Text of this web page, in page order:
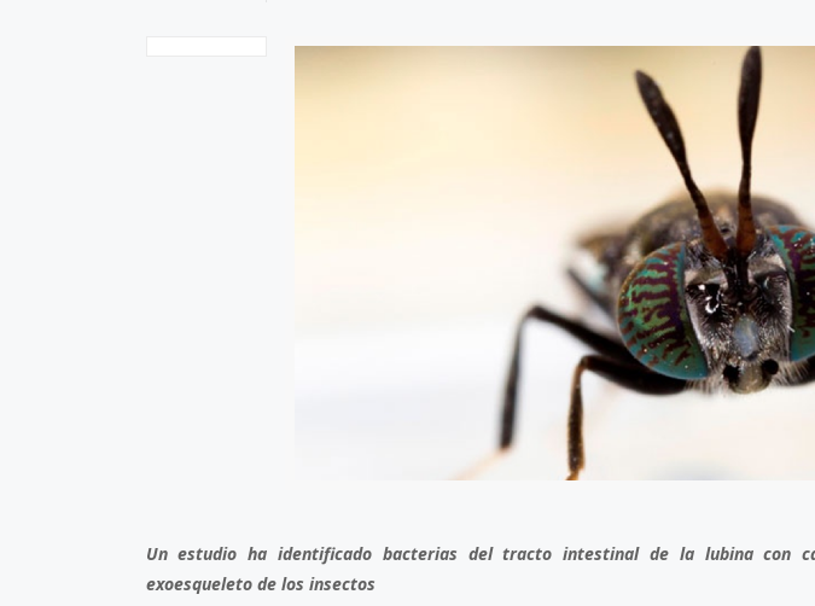
Un estudio ha identificado bacterias del tracto intestinal de la lubina con
exoesqueleto de los insectos